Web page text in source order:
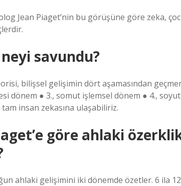
Jean Piaget’nin bu görüşüne göre zeka,
savundu?
bilişsel gelişimin dört aşamasından
dönem ● 3., somut işlemsel dönem ● 4.,
insan zekasına ulaşabiliriz.
göre ahlaki
ahlaki gelişimini iki dönemde özetler. 6 ila